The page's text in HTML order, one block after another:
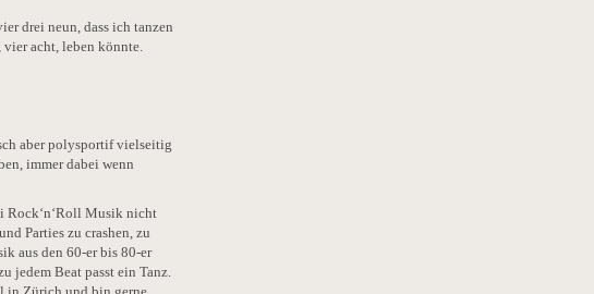
drei neun, dass ich tanzen
acht, leben könnte.
aber polysportif vielseitig
immer dabei wenn
Rock‘n‘Roll Musik nicht
Parties zu crashen, zu
aus den 60-er bis 80-er
jedem Beat passt ein Tanz.